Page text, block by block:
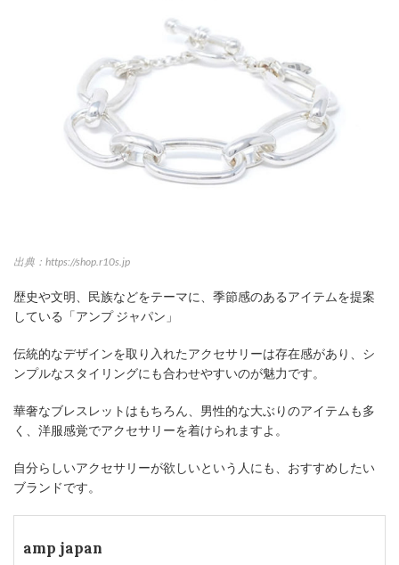
出典：https://shop.r10s.jp
歴史や文明、民族などをテーマに、季節感のあるアイテムを提案
している「アンプ ジャパン」
伝統的なデザインを取り入れたアクセサリーは存在感があり、シ
ンプルなスタイリングにも合わせやすいのが魅力です。
華奢なブレスレットはもちろん、男性的な大ぶりのアイテムも多
く、洋服感覚でアクセサリーを着けられますよ。
自分らしいアクセサリーが欲しいという人にも、おすすめしたい
ブランドです。
amp japan